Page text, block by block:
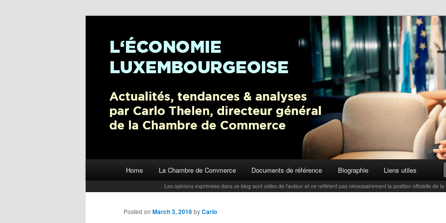
Carlo Thelen Blog
L’économie luxembourgeoise : Actualités, tendances et analyses par Carlo Thelen, Directeur Général,
Skip to primary content
Home La Chambre de Commerce Documents de référence Biographie Liens utiles
Les opinions exprimées dans ce blog sont celles de l'auteur et ne reflètent pas nécessairement la position officielle de
Posted on March 3, 2016byCarlo